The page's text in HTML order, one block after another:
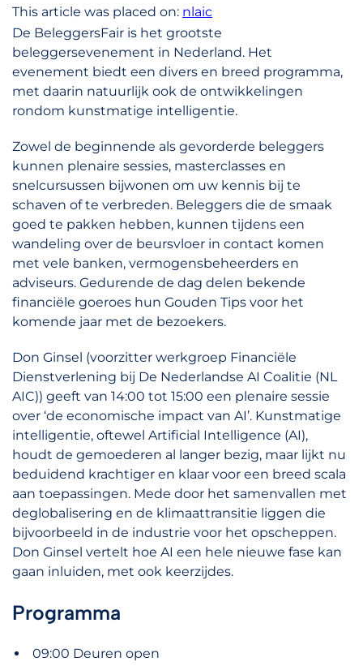
This article was placed on: nlaic
De BeleggersFair is het grootste
beleggersevenement in Nederland. Het
evenement biedt een divers en breed programma,
met daarin natuurlijk ook de ontwikkelingen
rondom kunstmatige intelligentie.
Zowel de beginnende als gevorderde beleggers
kunnen plenaire sessies, masterclasses en
snelcursussen bijwonen om uw kennis bij te
schaven of te verbreden. Beleggers die de smaak
goed te pakken hebben, kunnen tijdens een
wandeling over de beursvloer in contact komen
met vele banken, vermogensbeheerders en
adviseurs. Gedurende de dag delen bekende
financiële goeroes hun Gouden Tips voor het
komende jaar met de bezoekers.
Don Ginsel (voorzitter werkgroep Financiële
Dienstverlening bij De Nederlandse AI Coalitie (NL
AIC)) geeft van 14:00 tot 15:00 een plenaire sessie
over ‘de economische impact van AI’. Kunstmatige
intelligentie, oftewel Artificial Intelligence (AI),
houdt de gemoederen al langer bezig, maar lijkt nu
beduidend krachtiger en klaar voor een breed scala
aan toepassingen. Mede door het samenvallen met
deglobalisering en de klimaattransitie liggen die
bijvoorbeeld in de industrie voor het opscheppen.
Don Ginsel vertelt hoe AI een hele nieuwe fase kan
gaan inluiden, met ook keerzijdes.
Programma
09:00 Deuren open